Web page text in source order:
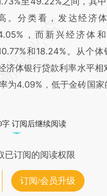
。分类看，发达经济
，而新兴经济体
和18.24%。从个
济体银行贷款利率水平
为4.09%，低于金砖国
字 订阅后继续阅读
已订阅的阅读权限
订阅/会员升级